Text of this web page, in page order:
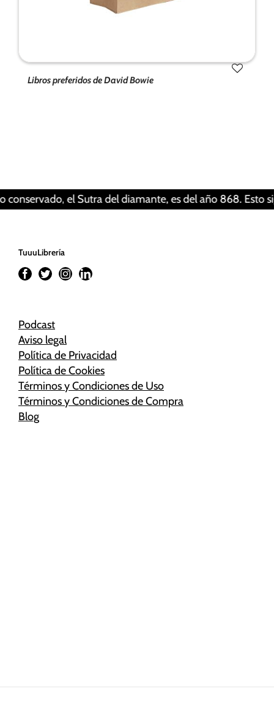
Libros preferidos de David Bowie
el Sutra del diamante, es del año 868. Esto
TuuuLibrería
Podcast
Aviso legal
Política de Privacidad
Política de Cookies
Términos y Condiciones de Uso
Términos y Condiciones de Compra
Blog